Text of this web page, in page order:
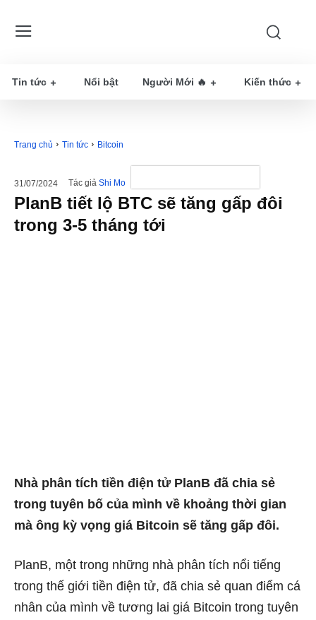
Tin tức Nổi bật Người Mới 🔥 Kiến thức
Trang chủ Tin tức Bitcoin
31/07/2024 Tác giả Shi Mo
PlanB tiết lộ BTC sẽ tăng gấp đôi
trong 3-5 tháng tới
Nhà phân tích tiền điện tử PlanB đã chia sẻ
trong tuyên bố của mình về khoảng thời gian
mà ông kỳ vọng giá Bitcoin sẽ tăng gấp đôi.
PlanB, một trong những nhà phân tích nổi tiếng
trong thế giới tiền điện tử, đã chia sẻ quan điểm cá
nhân của mình về tương lai giá Bitcoin trong tuyên